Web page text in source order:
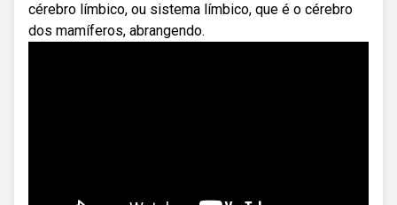
cérebro límbico, ou sistema límbico, que é o cérebro
dos mamíferos, abrangendo.